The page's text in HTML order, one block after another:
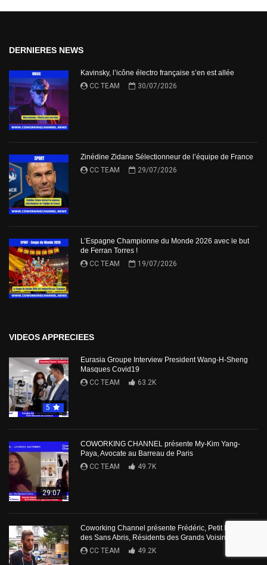
DERNIERES NEWS
Kavinsky, l’icône électro française s’en est allée
CC TEAM
30/07/2026
Zinédine Zidane Sélectionneur de l’équipe de France
CC TEAM
29/07/2026
L’Espagne Championne du Monde 2026 avec le but
de Ferran Torres !
CC TEAM
19/07/2026
VIDEOS APPRECIEES
5
Eurasia Groupe Interview President Wang-H-Sheng
Masques Covid19
CC TEAM
63.2K
29:07
COWORKING CHANNEL présente My-Kim Yang-
Paya, Avocate au Barreau de Paris
CC TEAM
49.7K
Coworking Channel présente Frédéric, Petit Prince
des Sans Abris, Résidents des Grands Voisins
CC TEAM
49.2K